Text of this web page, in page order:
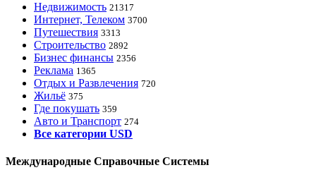
Недвижимость 21317
Интернет, Телеком 3700
Путешествия 3313
Строительство 2892
Бизнес финансы 2356
Реклама 1365
Отдых и Развлечения 720
Жильё 375
Где покушать 359
Авто и Транспорт 274
Все категории USD
Международные Справочные Системы